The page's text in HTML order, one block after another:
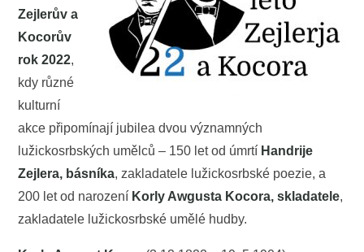
Zejlerův a
Kocorův
rok 2022,
kdy různé
kulturní
akce připomínají jubilea dvou významných
lužickosrbských umělců ‒ 150 let od úmrtí Handrije
Zejlera, básníka, zakladatele lužickosrbské poezie, a
200 let od narození Korly Awgusta Kocora, skladatele,
zakladatele lužickosrbské umělé hudby.